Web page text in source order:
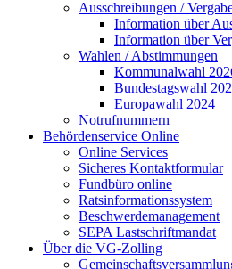
Ausschreibungen /
Information über
Information über
Wahlen / Abstimmungen
Kommunalwahl
Bundestagswahl
Europawahl 2024
Notrufnummern
Behördenservice Online
Online Services
Sicheres Kontaktformular
Fundbüro online
Ratsinformationssystem
Beschwerdemanagement
SEPA Lastschriftmandat
Über die VG-Zolling